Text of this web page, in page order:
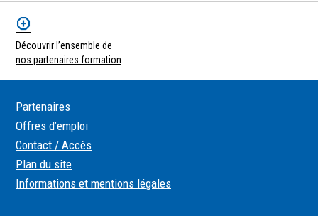
Découvrir l’ensemble de
nos partenaires formation
Partenaires
Offres d’emploi
Contact / Accès
Plan du site
Informations et mentions légales